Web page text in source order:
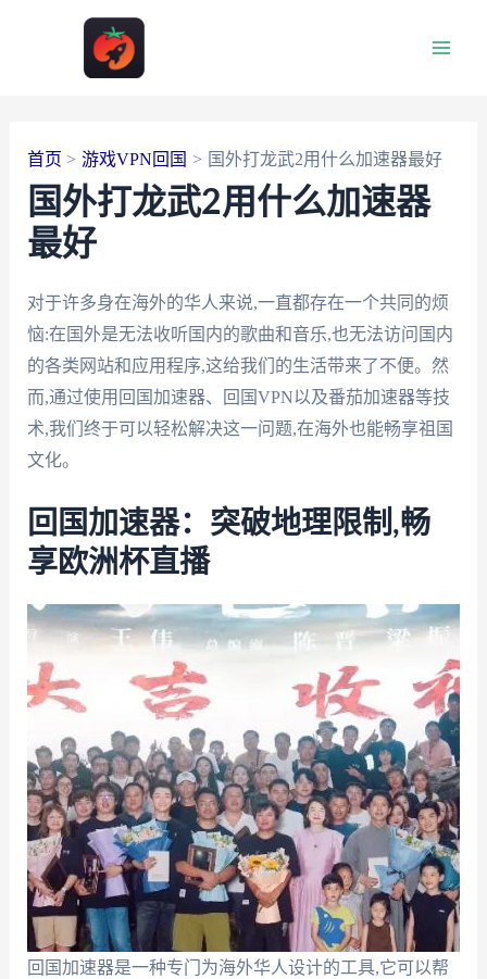
首页 游戏VPN回国 国外打龙武2用什么加速器最好
国外打龙武2用什么加速器
最好
对于许多身在海外的华人来说,一直都存在一个共同的烦
恼:在国外是无法收听国内的歌曲和音乐,也无法访问国内
的各类网站和应用程序,这给我们的生活带来了不便。然
而,通过使用回国加速器、回国VPN以及番茄加速器等技
术,我们终于可以轻松解决这一问题,在海外也能畅享祖国
文化。
回国加速器：突破地理限制,畅
享欧洲杯直播
回国加速器是一种专门为海外华人设计的工具,它可以帮